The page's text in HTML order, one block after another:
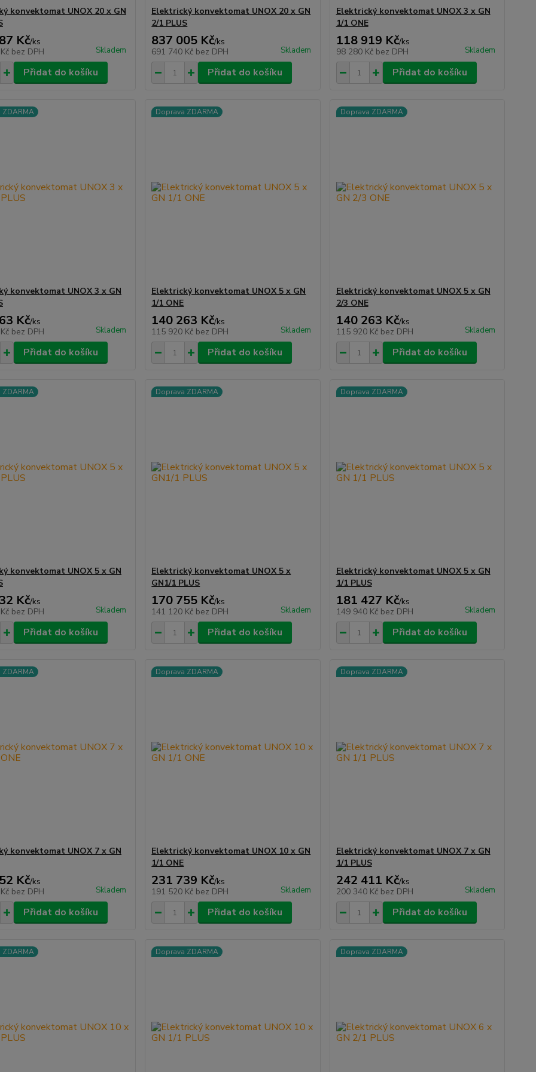
konvektomat UNOX 20 x GN
Kč/ks
bez DPH Skladem
Přidat do košíku
Elektrický konvektomat UNOX 20 x GN
2/1 PLUS
837 005 Kč/ks
691 740 Kč bez DPH Skladem
Přidat do košíku
Elektrický konvektomat UNOX 3 x GN
1/1 ONE
118 919 Kč/ks
98 280 Kč bez DPH Skladem
Přidat do košíku
konvektomat UNOX 3 x GN
Kč/ks
bez DPH Skladem
Přidat do košíku
Doprava ZDARMA
Elektrický konvektomat UNOX 5 x GN
1/1 ONE
140 263 Kč/ks
115 920 Kč bez DPH Skladem
Přidat do košíku
Doprava ZDARMA
Elektrický konvektomat UNOX 5 x GN
2/3 ONE
140 263 Kč/ks
115 920 Kč bez DPH Skladem
Přidat do košíku
konvektomat UNOX 5 x GN
Kč/ks
bez DPH Skladem
Přidat do košíku
Doprava ZDARMA
Elektrický konvektomat UNOX 5 x
GN1/1 PLUS
170 755 Kč/ks
141 120 Kč bez DPH Skladem
Přidat do košíku
Doprava ZDARMA
Elektrický konvektomat UNOX 5 x GN
1/1 PLUS
181 427 Kč/ks
149 940 Kč bez DPH Skladem
Přidat do košíku
konvektomat UNOX 7 x GN
Kč/ks
bez DPH Skladem
Přidat do košíku
Doprava ZDARMA
Elektrický konvektomat UNOX 10 x GN
1/1 ONE
231 739 Kč/ks
191 520 Kč bez DPH Skladem
Přidat do košíku
Doprava ZDARMA
Elektrický konvektomat UNOX 7 x GN
1/1 PLUS
242 411 Kč/ks
200 340 Kč bez DPH Skladem
Přidat do košíku
Doprava ZDARMA Doprava ZDARMA